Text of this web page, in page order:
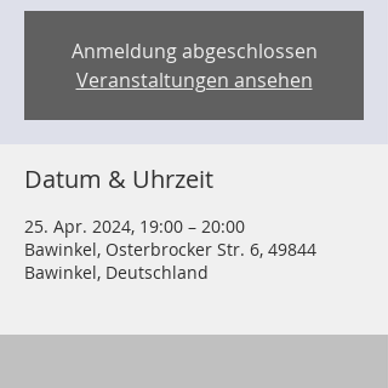
Anmeldung abgeschlossen
Veranstaltungen ansehen
Datum & Uhrzeit
25. Apr. 2024, 19:00 – 20:00
Bawinkel, Osterbrocker Str. 6, 49844
Bawinkel, Deutschland